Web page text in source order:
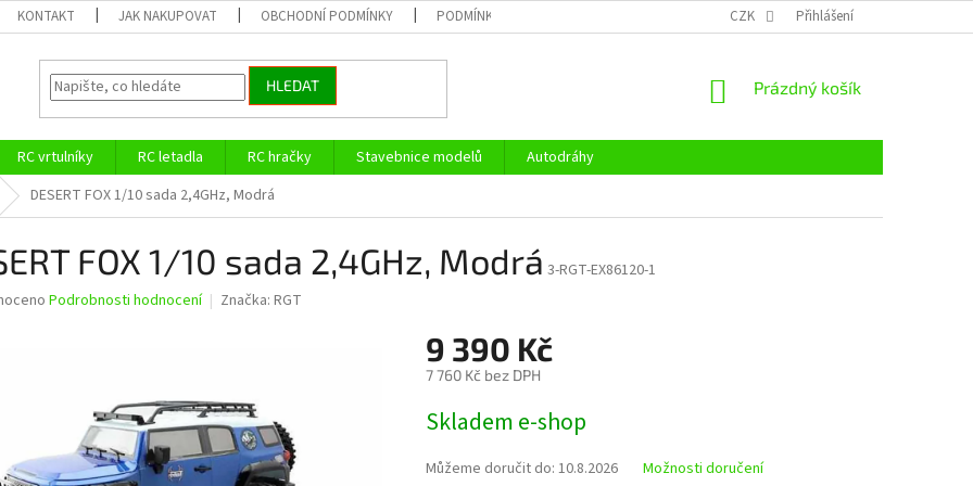
KONTAKT JAK NAKUPOVAT OBCHODNÍ PODMÍNKY PODMÍNKY OCHRANY OSOBNÍCH ÚDAJŮ CENÍK DOPRAVY
CZK Přihlášení
HLEDAT
NÁKUPNÍ
Prázdný košík
RC vrtulníky RC letadla RC hračky Stavebnice modelů
Autodráhy
DESERT FOX 1/10 sada 2,4GHz, Modrá
FOX 1/10 sada 2,4GHz, Modrá 3-RGT-EX86120-1
Podrobnosti hodnocení Značka: RGT
9 390 Kč
7 760 Kč bez DPH
cena:
Skladem e-shop
Můžeme doručit do: 10.8.2026 Možnosti doručení